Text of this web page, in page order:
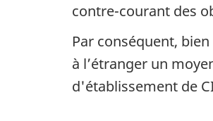
contre-courant des
Par conséquent,
à l’étranger un
d'établissement de